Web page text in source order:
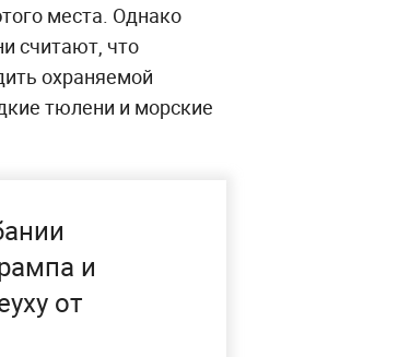
места. Однако
считают, что
охраняемой
тюлени и морские
и
от